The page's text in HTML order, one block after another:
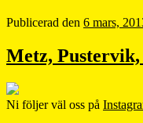
Publicerad den 6 mars,
Metz, Pustervik,
Ni följer väl oss på